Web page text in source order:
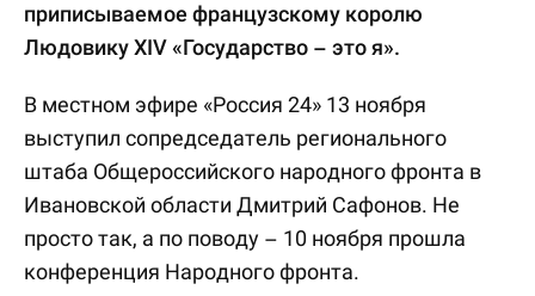
приписываемое французскому королю
Людовику XIV «Государство – это я».
В местном эфире «Россия 24» 13 ноября
выступил сопредседатель регионального
штаба Общероссийского народного фронта в
Ивановской области Дмитрий Сафонов. Не
просто так, а по поводу – 10 ноября прошла
конференция Народного фронта.